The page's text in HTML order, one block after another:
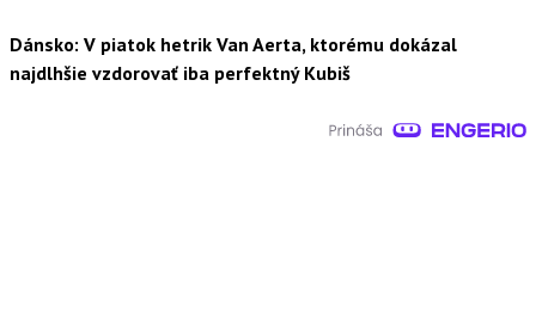
Dánsko: V piatok hetrik Van Aerta, ktorému dokázal
najdlhšie vzdorovať iba perfektný Kubiš